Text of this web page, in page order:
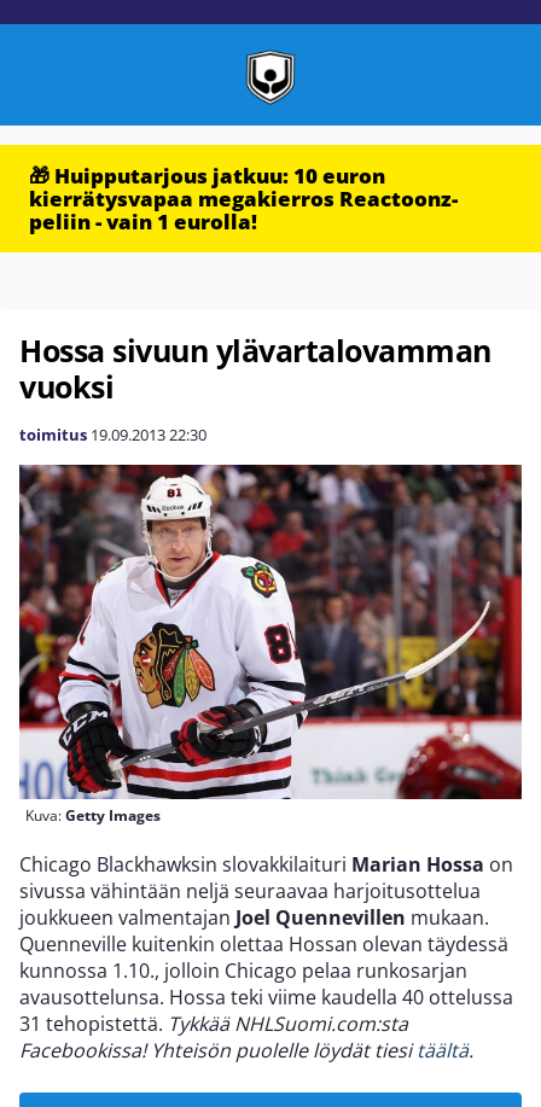
🎁 Huipputarjous jatkuu: 10 euron
kierrätysvapaa megakierros Reactoonz-
peliin - vain 1 eurolla!
Hossa sivuun ylävartalovamman
vuoksi
toimitus 19.09.201322:30
Kuva:Getty Images
Chicago Blackhawksin slovakkilaituri Marian Hossa on
sivussa vähintään neljä seuraavaa harjoitusottelua
joukkueen valmentajan Joel Quennevillen mukaan.
Quenneville kuitenkin olettaa Hossan olevan täydessä
kunnossa 1.10., jolloin Chicago pelaa runkosarjan
avausottelunsa. Hossa teki viime kaudella 40 ottelussa
31 tehopistettä. Tykkää NHLSuomi.com:sta
Facebookissa! Yhteisön puolelle löydät tiesitäältä.